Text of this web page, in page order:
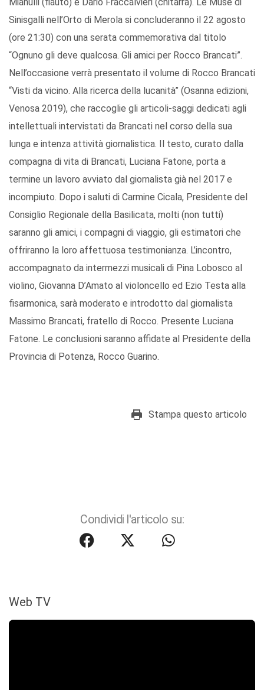
Mianulli (flauto) e Dario Fraccalvieri (chitarra). Le Muse di
Sinisgalli nell’Orto di Merola si concluderanno il 22 agosto
(ore 21:30) con una serata commemorativa dal titolo
“Ognuno gli deve qualcosa. Gli amici per Rocco Brancati”.
Nell’occasione verrà presentato il volume di Rocco Brancati
“Visti da vicino. Alla ricerca della lucanità” (Osanna edizioni,
Venosa 2019), che raccoglie gli articoli-saggi dedicati agli
intellettuali intervistati da Brancati nel corso della sua
lunga e intenza attività giornalistica. Il testo, curato dalla
compagna di vita di Brancati, Luciana Fatone, porta a
termine un lavoro avviato dal giornalista già nel 2017 e
incompiuto. Dopo i saluti di Carmine Cicala, Presidente del
Consiglio Regionale della Basilicata, molti (non tutti)
saranno gli amici, i compagni di viaggio, gli estimatori che
offriranno la loro affettuosa testimonianza. L’incontro,
accompagnato da intermezzi musicali di Pina Lobosco al
violino, Giovanna D’Amato al violoncello ed Ezio Testa alla
fisarmonica, sarà moderato e introdotto dal giornalista
Massimo Brancati, fratello di Rocco. Presente Luciana
Fatone. Le conclusioni saranno affidate al Presidente della
Provincia di Potenza, Rocco Guarino.
Stampa questo articolo
Condividi l'articolo su:
Web TV